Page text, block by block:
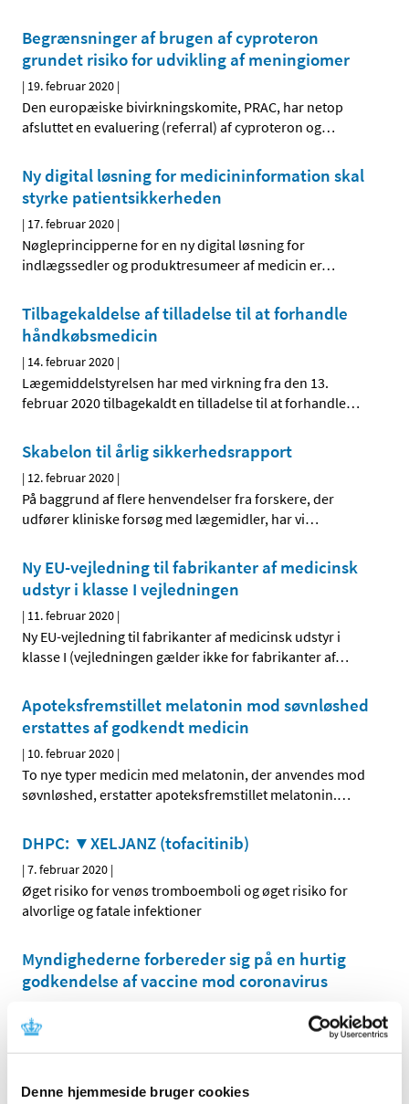
Denne hjemmeside bruger cookies
Begrænsninger af brugen af cyproteron
grundet risiko for udvikling af meningiomer
| 19. februar 2020 |
Den europæiske bivirkningskomite, PRAC, har netop
afsluttet en evaluering (referral) af cyproteron og…
Ny digital løsning for medicininformation skal
styrke patientsikkerheden
| 17. februar 2020 |
Nøgleprincipperne for en ny digital løsning for
indlægssedler og produktresumeer af medicin er…
Tilbagekaldelse af tilladelse til at forhandle
håndkøbsmedicin
| 14. februar 2020 |
Lægemiddelstyrelsen har med virkning fra den 13.
februar 2020 tilbagekaldt en tilladelse til at forhandle…
Skabelon til årlig sikkerhedsrapport
| 12. februar 2020 |
På baggrund af flere henvendelser fra forskere, der
udfører kliniske forsøg med lægemidler, har vi…
Ny EU-vejledning til fabrikanter af medicinsk
udstyr i klasse I vejledningen
| 11. februar 2020 |
Ny EU-vejledning til fabrikanter af medicinsk udstyr i
klasse I (vejledningen gælder ikke for fabrikanter af…
Apoteksfremstillet melatonin mod søvnløshed
erstattes af godkendt medicin
| 10. februar 2020 |
To nye typer medicin med melatonin, der anvendes mod
søvnløshed, erstatter apoteksfremstillet melatonin.…
DHPC: ▼XELJANZ (tofacitinib)
|7. februar 2020 |
Øget risiko for venøs tromboemboli og øget risiko for
alvorlige og fatale infektioner
Myndighederne forbereder sig på en hurtig
godkendelse af vaccine mod coronavirus
Lægemiddelmyndigheder verden over støtter forskere og
virksomheder i hurtigt at udvikle en vaccine mod…
DHPC: Cordarone (amiodaron) injektionsvæske